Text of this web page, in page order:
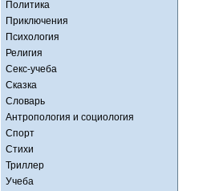
Политика
Приключения
Психология
Религия
Секс-учеба
Сказка
Словарь
Антропология и социология
Спорт
Стихи
Триллер
Учеба